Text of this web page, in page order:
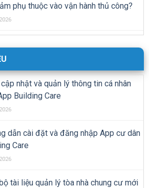
phụ thuộc vào vận hành thủ công?
nhật và quản lý thông tin cá nhân
Building Care
dẫn cài đặt và đăng nhập App cư dân
Care
tài liệu quản lý tòa nhà chung cư mới